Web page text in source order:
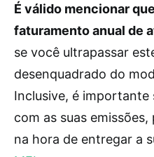
É válido mencionar
faturamento anual de
se você ultrapassar
desenquadrado do
Inclusive, é importante
com as suas
na hora de entregar a